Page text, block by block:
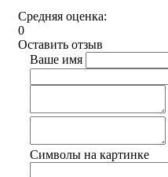
Средняя оценка:
0
Оставить отзыв
Ваше имя
Символы на картинке